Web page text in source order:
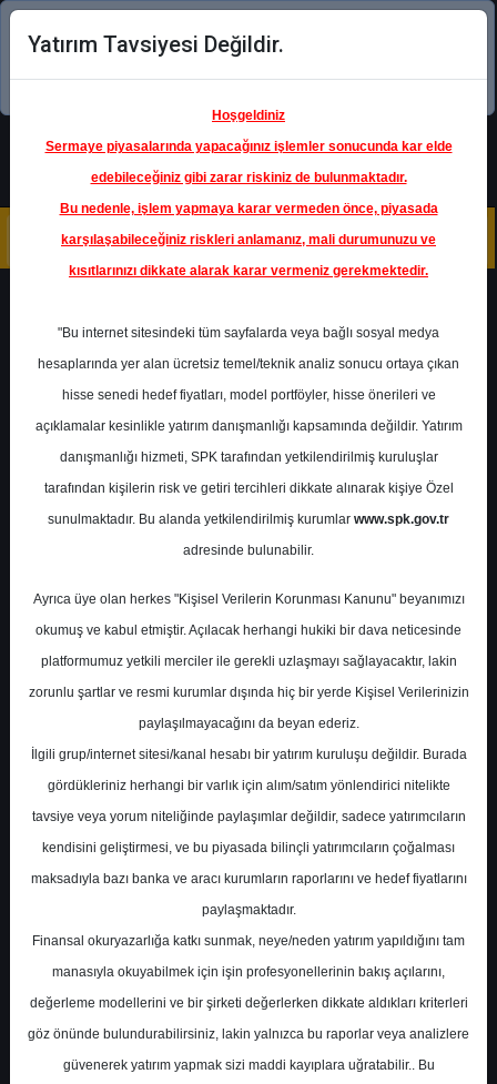
Şimdi uygulamayı indirin!
ASELS- ASELSAN ELEKTRONİK
SANAYİ VE TİCARET A.Ş.
Hedef Fiyat 42.85 ₺
Getiri
%0.00
0 1
En Yüksek Tahmin
Ortalama Fiyat Tahmini 460,58 ₺
Ortalama Getiri Potansiyeli %26.88
Kurum Sayısı
17
Yatırım Tavsiyesi Değildir.
Hoşgeldiniz
Sermaye piyasalarında yapacağınız işlemler sonucunda kar elde
edebileceğiniz gibi zarar riskiniz de bulunmaktadır.
Bu nedenle, işlem yapmaya karar vermeden önce, piyasada
karşılaşabileceğiniz riskleri anlamanız, mali durumunuzu ve
kısıtlarınızı dikkate alarak karar vermeniz gerekmektedir.
"Bu internet sitesindeki tüm sayfalarda veya bağlı sosyal medya
hesaplarında yer alan ücretsiz temel/teknik analiz sonucu ortaya çıkan
hisse senedi hedef fiyatları, model portföyler, hisse önerileri ve
açıklamalar kesinlikle yatırım danışmanlığı kapsamında değildir. Yatırım
danışmanlığı hizmeti, SPK tarafından yetkilendirilmiş kuruluşlar
tarafından kişilerin risk ve getiri tercihleri dikkate alınarak kişiye Özel
sunulmaktadır. Bu alanda yetkilendirilmiş kurumlar www.spk.gov.tr
adresinde bulunabilir.
Ayrıca üye olan herkes "Kişisel Verilerin Korunması Kanunu" beyanımızı
okumuş ve kabul etmiştir. Açılacak herhangi hukiki bir dava neticesinde
platformumuz yetkili merciler ile gerekli uzlaşmayı sağlayacaktır, lakin
zorunlu şartlar ve resmi kurumlar dışında hiç bir yerde Kişisel Verilerinizin
paylaşılmayacağını da beyan ederiz.
İlgili grup/internet sitesi/kanal hesabı bir yatırım kuruluşu değildir. Burada
gördükleriniz herhangi bir varlık için alım/satım yönlendirici nitelikte
tavsiye veya yorum niteliğinde paylaşımlar değildir, sadece yatırımcıların
kendisini geliştirmesi, ve bu piyasada bilinçli yatırımcıların çoğalması
maksadıyla bazı banka ve aracı kurumların raporlarını ve hedef fiyatlarını
paylaşmaktadır.
Finansal okuryazarlığa katkı sunmak, neye/neden yatırım yapıldığını tam
manasıyla okuyabilmek için işin profesyonellerinin bakış açılarını,
değerleme modellerini ve bir şirketi değerlerken dikkate aldıkları kriterleri
göz önünde bulundurabilirsiniz, lakin yalnızca bu raporlar veya analizlere
güvenerek yatırım yapmak sizi maddi kayıplara uğratabilir.. Bu